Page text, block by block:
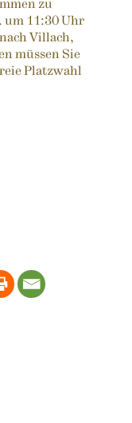
zu
um 11:30 Uhr
Villach,
müssen Sie
Platzwahl